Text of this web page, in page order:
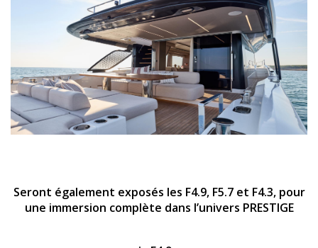
Seront également exposés les F4.9, F5.7 et F4.3, pour
une immersion complète dans l’univers PRESTIGE